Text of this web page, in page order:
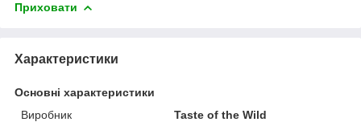
Приховати
Характеристики
Основні характеристики
Виробник
Taste of the Wild